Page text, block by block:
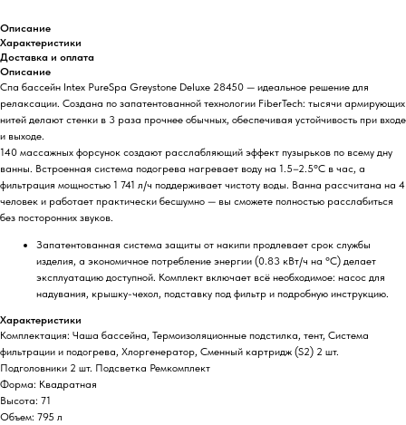
Описание
Характеристики
Доставка и оплата
Описание
Спа бассейн Intex PureSpa Greystone Deluxe 28450 — идеальное решение для
релаксации. Создана по запатентованной технологии FiberTech: тысячи армирующих
нитей делают стенки в 3 раза прочнее обычных, обеспечивая устойчивость при входе
и выходе.
140 массажных форсунок создают расслабляющий эффект пузырьков по всему дну
ванны. Встроенная система подогрева нагревает воду на 1.5–2.5°С в час, а
фильтрация мощностью 1 741 л/ч поддерживает чистоту воды. Ванна рассчитана на 4
человек и работает практически бесшумно — вы сможете полностью расслабиться
без посторонних звуков.
Запатентованная система защиты от накипи продлевает срок службы
изделия, а экономичное потребление энергии (0.83 кВт/ч на °С) делает
эксплуатацию доступной. Комплект включает всё необходимое: насос для
надувания, крышку-чехол, подставку под фильтр и подробную инструкцию.
Характеристики
Комплектация: Чаша бассейна, Термоизоляционные подстилка, тент, Система
фильтрации и подогрева, Хлоргенератор, Сменный картридж (S2) 2 шт.
Подголовники 2 шт. Подсветка Ремкомплект
Форма: Квадратная
Высота: 71
Объем: 795 л